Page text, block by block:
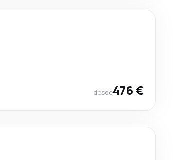
desde476 €